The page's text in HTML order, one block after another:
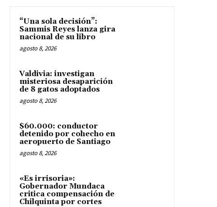
“Una sola decisión”:
Sammis Reyes lanza gira
nacional de su libro
agosto 8, 2026
Valdivia: investigan
misteriosa desaparición
de 8 gatos adoptados
agosto 8, 2026
$60.000: conductor
detenido por cohecho en
aeropuerto de Santiago
agosto 8, 2026
«Es irrisoria»:
Gobernador Mundaca
critica compensación de
Chilquinta por cortes